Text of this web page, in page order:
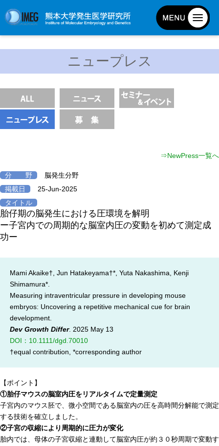
基本目標と基本方針
発生研の歴史
研究不正防止対策
災害対策
男女共同参画事業
年報
ゲノム神経学分野
細胞脂質代謝分野
損傷修復分野
多能性幹細胞分野
組織幹細胞分野
幹細胞誘導分野
胎盤発生分野
脳発生分野
ニュープレス
⇒NewPress一覧へ
分 野
脳発生分野
掲載日
25-Jun-2025
タイトル
胎仔期の脳発生における圧環境を解明
ー子宮内での周期的な脳室内圧の変動を初めて測定成
功ー
Mami Akaike†, Jun Hatakeyama†*, Yuta Nakashima, Kenji
Shimamura*.
Measuring intraventricular pressure in developing mouse
embryos: Uncovering a repetitive mechanical cue for brain
development.
Dev Growth Differ. 2025 May 13
DOI：10.1111/dgd.70010
†equal contribution, *corresponding author
【ポイント】
①胎仔マウスの脳室内圧をリアルタイムで定量測定
子宮内のマウス胚で、微小空間である脳室内の圧を高時間分解能で測定
する技術を確立しました。
②子宮の収縮により周期的に圧力が変化
胎内では、母体の子宮収縮と連動して脳室内圧が約３０秒周期で変動す